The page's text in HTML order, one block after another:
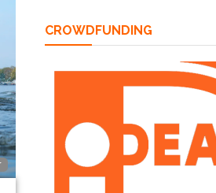
CROWDFUNDING